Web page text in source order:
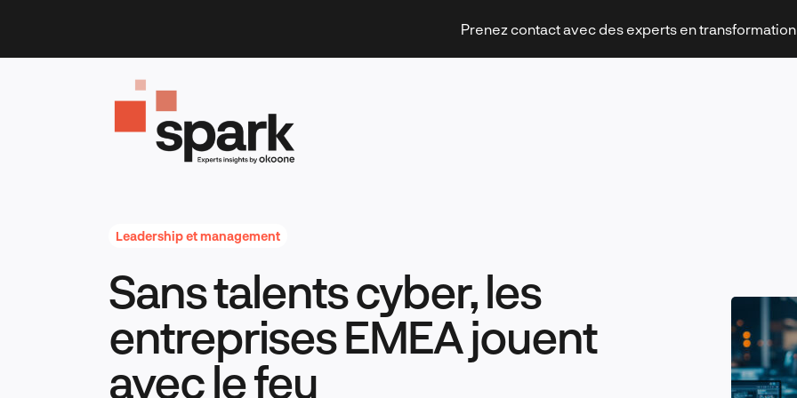
content
Prenez contact avec des experts en transformation
Technologies et innovation
Leadership et management
Sans talents cyber, les
entreprises EMEA jouent
avec le feu